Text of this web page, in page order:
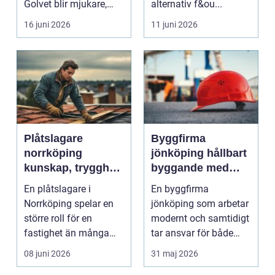
Golvet blir mjukare,
ljudnivån sjunker o...
16 juni 2026
alternativ f&ou...
11 juni 2026
Plåtslagare
norrköping
kunskap, trygghet
och hållbara
taklösningar
En plåtslagare i
Norrköping spelar en
större roll för en
fastighet än många
tänker på. Rätt
utformad...
08 juni 2026
Byggfirma
jönköping hållbart
byggande med
fokus på trä
En byggfirma
jönköping som arbetar
modernt och samtidigt
tar ansvar för både
människa och miljö
behö...
31 maj 2026